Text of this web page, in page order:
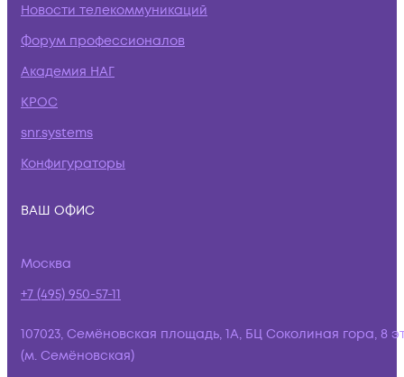
Новости телекоммуникаций
Форум профессионалов
Академия НАГ
КРОС
snr.systems
Конфигураторы
ВАШ ОФИС
Москва
+7 (495) 950-57-11
107023, Семёновская площадь, 1А, БЦ Соколиная гора, 8
(м. Семёновская)